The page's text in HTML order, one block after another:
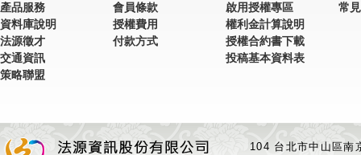
產品服務
資料庫說明
法源徵才
交通資訊
策略聯盟
會員條款
授權費用
付款方式
啟用授權專區
權利金計算說明
授權合約書下載
投稿基本資料表
常
104 台北市中山區